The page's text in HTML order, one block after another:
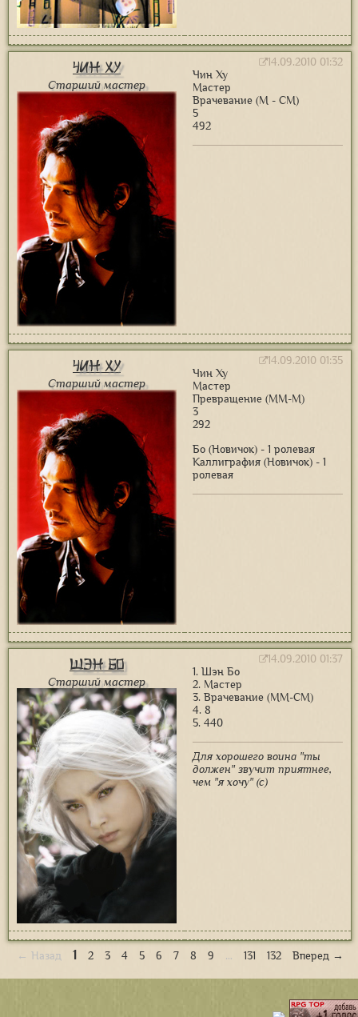
Чин Ху
Старший мастер
14.09.2010 01:32
Чин Ху
Мастер
Врачевание (М - СМ)
5
492
Чин Ху
Старший мастер
14.09.2010 01:35
Чин Ху
Мастер
Превращение (ММ-М)
3
292
Бо (Новичок) - 1 ролевая
Каллиграфия (Новичок) - 1
ролевая
Шэн Бо
Старший мастер
14.09.2010 01:37
1. Шэн Бо
2. Мастер
3. Врачевание (ММ-СМ)
4. 8
5. 440
Для хорошего воина "ты
должен" звучит приятнее,
чем "я хочу" (с)
← Назад 1 2 3 4 5 6 7 8 9 … 131 132 Вперед →